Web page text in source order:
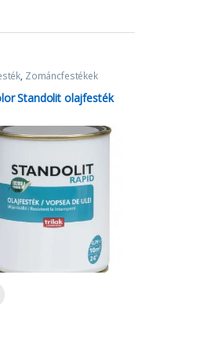
, Zománcfestékek
Standolit olajfesték